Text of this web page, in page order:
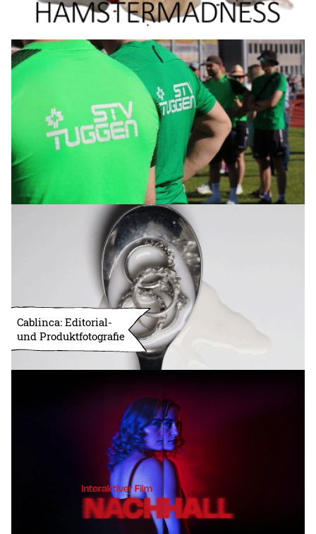
Cablinca: Editorial-
und Produktfotografie